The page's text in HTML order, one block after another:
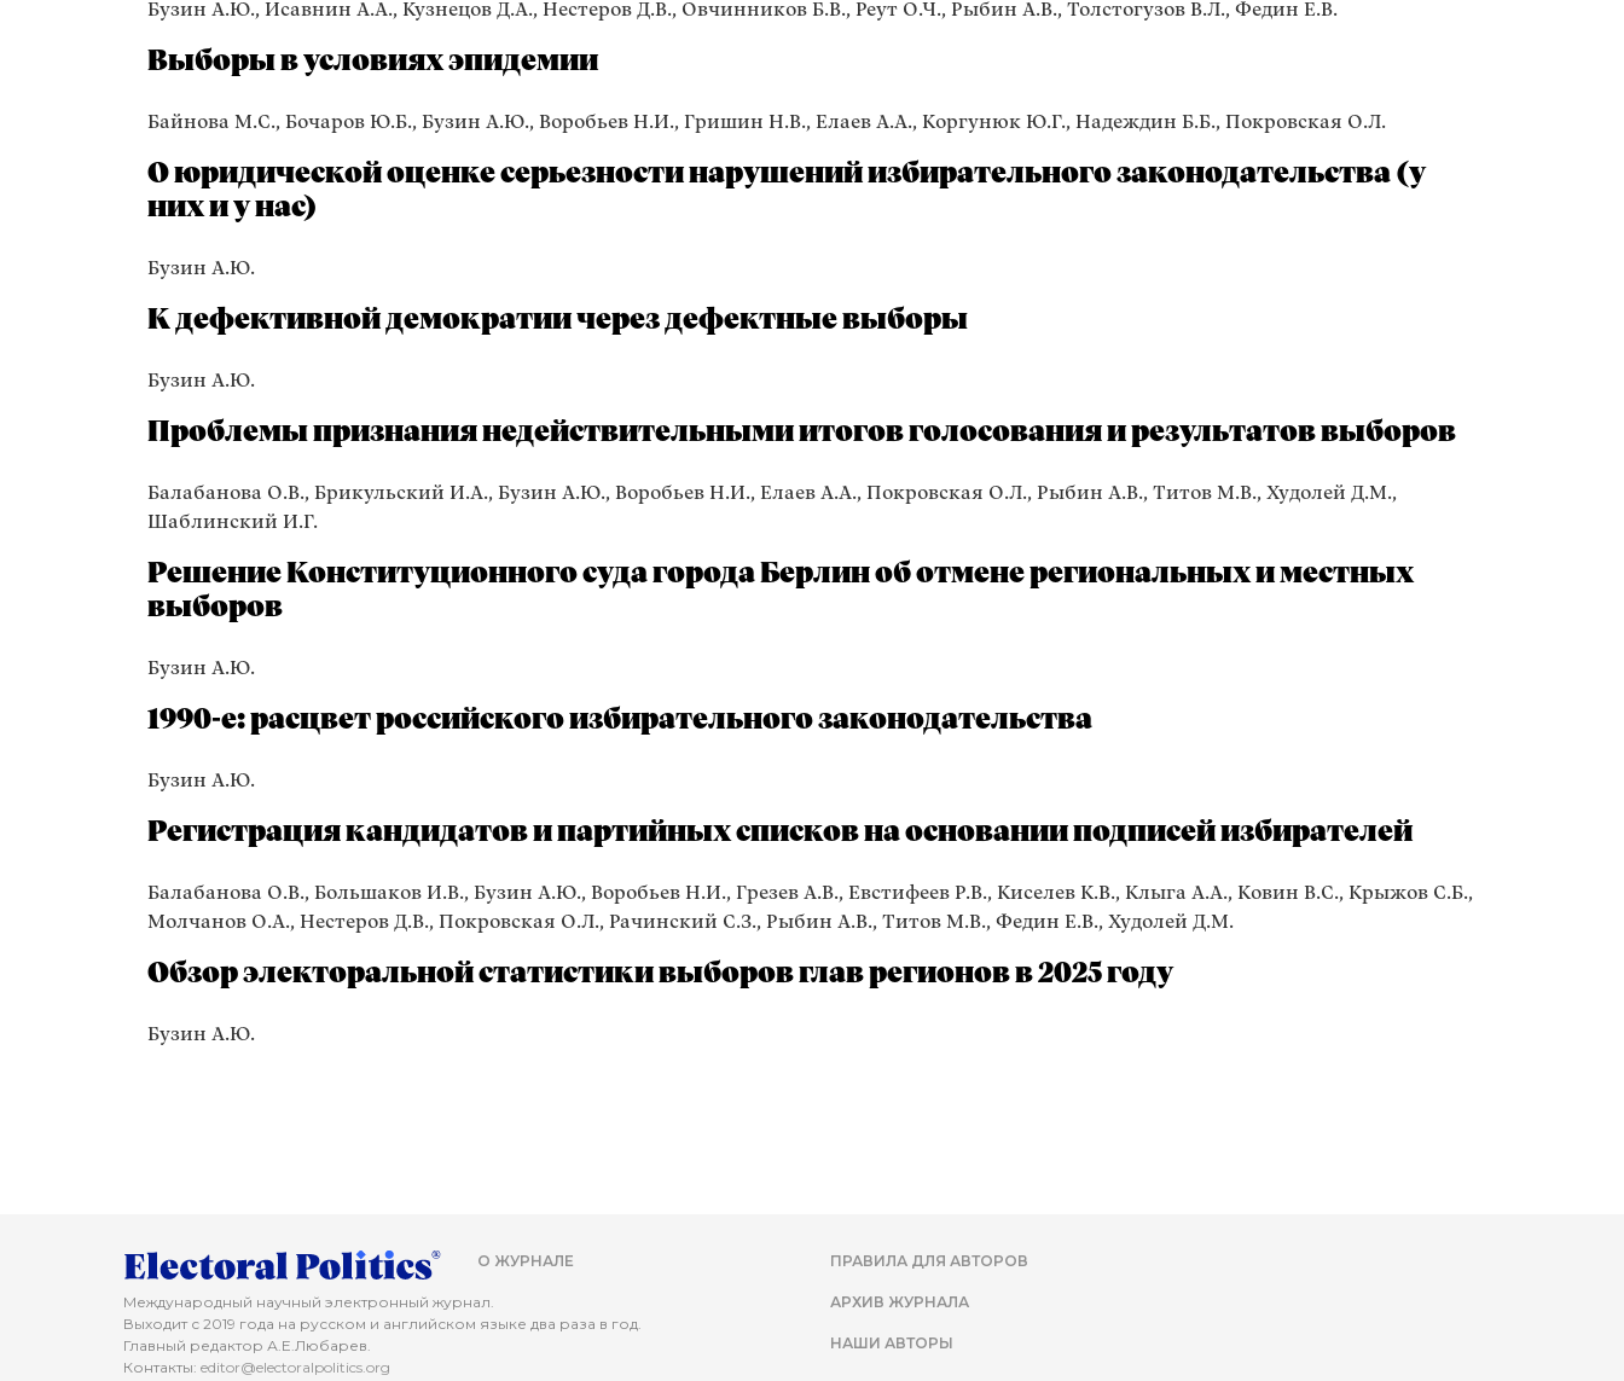
Бузин А.Ю., Исавнин А.А., Кузнецов Д.А., Нестеров Д.В., Овчинников Б.В., Реут О.Ч., Рыбин А.В., Толстогузов В.Л., Федин Е.В.
Выборы в условиях эпидемии
Байнова М.С., Бочаров Ю.Б., Бузин А.Ю., Воробьев Н.И., Гришин Н.В., Елаев А.А., Коргунюк Ю.Г., Надеждин Б.Б., Покровская О.Л.
О юридической оценке серьезности нарушений избирательного законодательства (у
них и у нас)
Бузин А.Ю.
К дефективной демократии через дефектные выборы
Бузин А.Ю.
Проблемы признания недействительными итогов голосования и результатов выборов
Балабанова О.В., Брикульский И.А., Бузин А.Ю., Воробьев Н.И., Елаев А.А., Покровская О.Л., Рыбин А.В., Титов М.В., Худолей Д.М.,
Шаблинский И.Г.
Решение Конституционного суда города Берлин об отмене региональных и местных
выборов
Бузин А.Ю.
1990-е: расцвет российского избирательного законодательства
Бузин А.Ю.
Регистрация кандидатов и партийных списков на основании подписей избирателей
Балабанова О.В., Большаков И.В., Бузин А.Ю., Воробьев Н.И., Грезев А.В., Евстифеев Р.В., Киселев К.В., Клыга А.А., Ковин В.С., Крыжов С.Б.,
Молчанов О.А., Нестеров Д.В., Покровская О.Л., Рачинский С.З., Рыбин А.В., Титов М.В., Федин Е.В., Худолей Д.М.
Обзор электоральной статистики выборов глав регионов в 2025 году
Бузин А.Ю.
О ЖУРНАЛЕ
Международный научный электронный журнал.
Выходит с 2019 года на русском и английском языке два раза в год.
Главный редактор А.Е.Любарев.
Контакты: editor@electoralpolitics.org
ПРАВИЛА ДЛЯ АВТОРОВ
АРХИВ ЖУРНАЛА
НАШИ АВТОРЫ